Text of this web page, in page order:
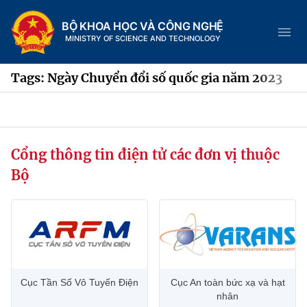
BỘ KHOA HỌC VÀ CÔNG NGHỆ
MINISTRY OF SCIENCE AND TECHNOLOGY
Trang chủ
Chức năng nhiệm vụ
Tin tức sự kiện
Hệ thống văn bản
Tags: Ngày Chuyển đổi số quốc gia năm 2023
Cổng thông tin điện tử các đơn vị thuộc
Bộ
Cục Tần Số Vô Tuyến Điện
Cục An toàn bức xạ và hạt
nhân